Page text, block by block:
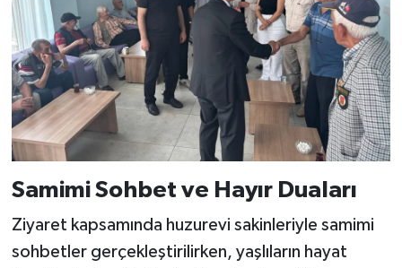
Samimi Sohbet ve Hayır Duaları
Ziyaret kapsamında huzurevi sakinleriyle samimi
sohbetler gerçekleştirilirken, yaşlıların hayat